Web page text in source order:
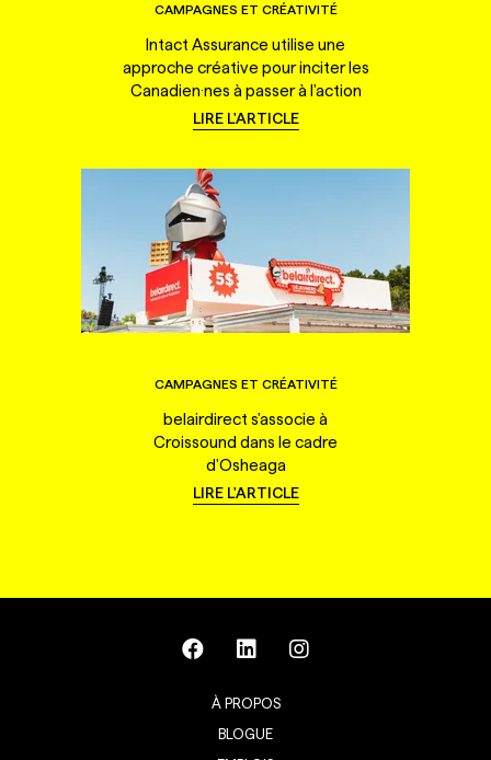
CAMPAGNES ET CRÉATIVITÉ
Intact Assurance utilise une
approche créative pour inciter les
Canadien·nes à passer à l'action
LIRE L'ARTICLE
CAMPAGNES ET CRÉATIVITÉ
belairdirect s'associe à
Croissound dans le cadre
d'Osheaga
LIRE L'ARTICLE
À PROPOS
BLOGUE